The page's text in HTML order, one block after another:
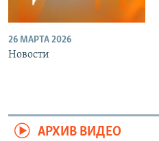
26 МАРТА 2026
Новости
АРХИВ ВИДЕО